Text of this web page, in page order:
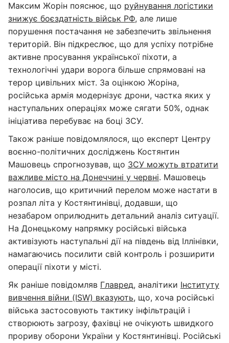
Максим Жорін пояснює, що руйнування логістики
знижує боєздатність військ РФ, але лише
порушення постачання не забезпечить звільнення
територій. Він підкреслює, що для успіху потрібне
активне просування української піхоти, а
технологічні удари ворога більше спрямовані на
терор цивільних міст. За оцінкою Жоріна,
російська армія модернізує дрони, частка яких у
наступальних операціях може сягати 50%, однак
ініціатива перебуває на боці ЗСУ.
Також раніше повідомлялося, що експерт Центру
воєнно-політичних досліджень Костянтин
Машовець спрогнозував, що ЗСУ можуть втратити
важливе місто на Донеччині у червні. Машовець
наголосив, що критичний перелом може настати в
розпал літа у Костянтинівці, додавши, що
незабаром оприлюднить детальний аналіз ситуації.
На Донецькому напрямку російські війська
активізують наступальні дії на південь від Іллінівки,
намагаючись посилити свій контроль і розширити
операції піхоти у місті.
Як раніше повідомляв Главред, аналітики Інституту
вивчення війни (ISW) вказують, що, хоча російські
війська застосовують тактику інфільтрацій і
створюють загрозу, фахівці не очікують швидкого
прориву оборони України у Костянтинівці. Російські